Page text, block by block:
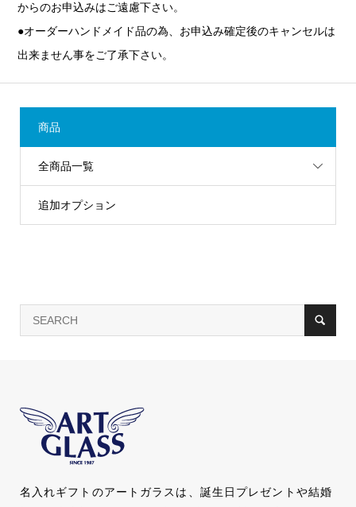
からのお申込みはご遠慮下さい。
●オーダーハンドメイド品の為、お申込み確定後のキャンセルは
出来ません事をご了承下さい。
商品
全商品一覧
追加オプション
名入れギフトのアートガラスは、誕生日プレゼントや結婚